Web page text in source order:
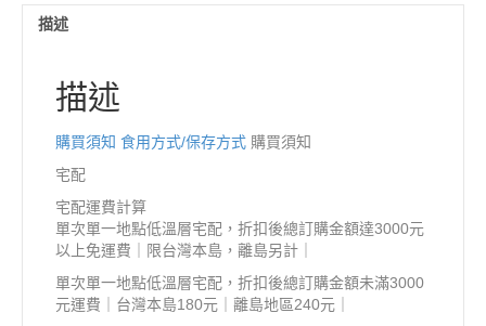
描述
描述
購買須知 食用方式/保存方式 購買須知
宅配
宅配運費計算
單次單一地點低溫層宅配，折扣後總訂購金額達3000元
以上免運費｜限台灣本島，離島另計｜
單次單一地點低溫層宅配，折扣後總訂購金額未滿3000
元運費｜台灣本島180元｜離島地區240元｜